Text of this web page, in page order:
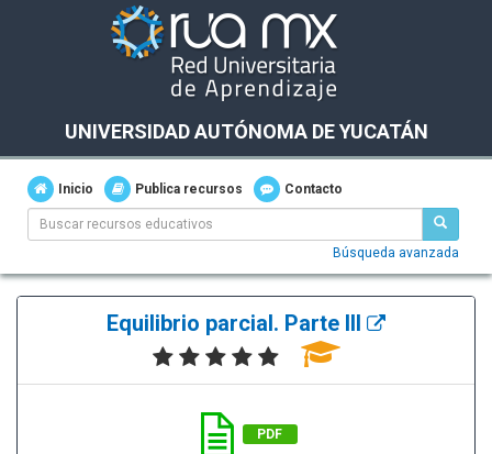
UNIVERSIDAD AUTÓNOMA DE YUCATÁN
Inicio Publica recursos Contacto
Búsqueda avanzada
Equilibrio parcial. Parte III
PDF